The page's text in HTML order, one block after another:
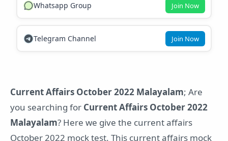
Whatsapp Group Join Now
Telegram Channel Join Now
Current Affairs October 2022 Malayalam; Are
you searching for Current Affairs October 2022
Malayalam? Here we give the current affairs
October 2022 mock test. This current affairs mock